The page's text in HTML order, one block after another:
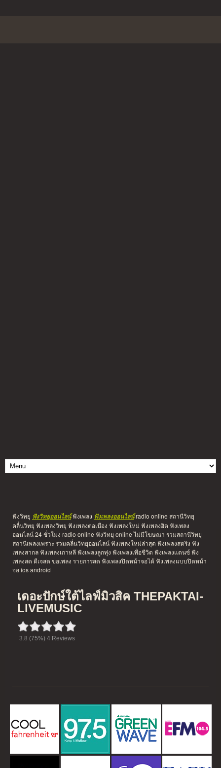
ฟังวิทยุ ฟังวิทยุออนไลน์ฟังเพลง ฟังเพลงออนไลน์radio online สถานีวิทยุ
คลื่นวิทยุ ฟังเพลงวิทยุ ฟังเพลงต่อเนื่อง ฟังเพลงใหม่ ฟังเพลงฮิต ฟังเพลง
ออนไลน์ 24 ชั่วโมง radio online ฟังวิทยุ online ไม่มีโฆษณา รวมสถานีวิทยุ
สถานีเพลงเพราะ รวมคลื่นวิทยุออนไลน์ ฟังเพลงใหม่ล่าสุด ฟังเพลงสตริง ฟัง
เพลงสากล ฟังเพลงเกาหลี ฟังเพลงลูกทุ่ง ฟังเพลงเพื่อชีวิต ฟังเพลงแดนซ์ ฟัง
เพลงสด ดีเจสด ขอเพลง รายการสด ฟังเพลงปิดหน้าจอได้ ฟังเพลงแบบปิดหน้า
จอ ios android
เดอะปักษ์ใต้ไลฟ์มิวสิค THEPAKTAI-
LIVEMUSIC
3.8 (75%) 4Reviews